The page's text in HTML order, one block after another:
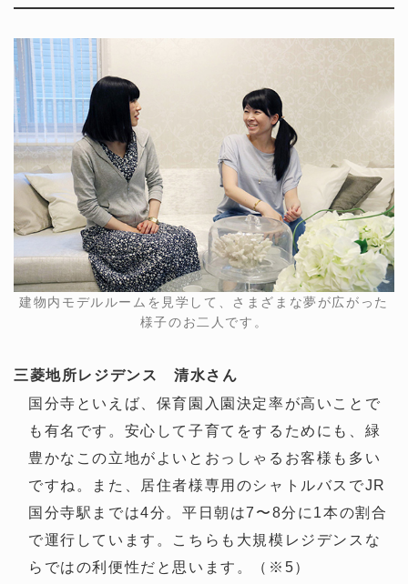
建物内モデルルームを見学して、さまざまな夢が広がった
様子のお二人です。
三菱地所レジデンス 清水さん
国分寺といえば、保育園入園決定率が高いことで
も有名です。安心して子育てをするためにも、緑
豊かなこの立地がよいとおっしゃるお客様も多い
ですね。また、居住者様専用のシャトルバスでJR
国分寺駅までは4分。平日朝は7〜8分に1本の割合
で運行しています。こちらも大規模レジデンスな
らではの利便性だと思います。（※5）